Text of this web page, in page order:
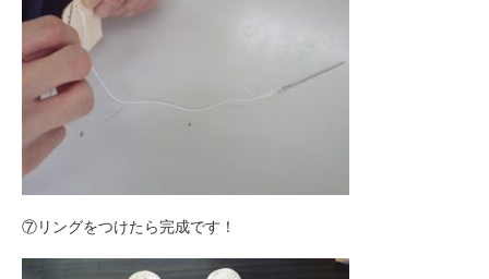
⑦リングをつけたら完成です！